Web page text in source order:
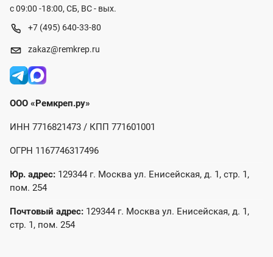
с 09:00 -18:00, СБ, ВС - вых.
+7 (495) 640-33-80
zakaz@remkrep.ru
ООО «Ремкреп.ру»
ИНН 7716821473 / КПП 771601001
ОГРН 1167746317496
Юр. адрес: 129344 г. Москва ул. Енисейская, д. 1, стр. 1,
пом. 254
Почтовый адрес: 129344 г. Москва ул. Енисейская, д. 1,
стр. 1, пом. 254